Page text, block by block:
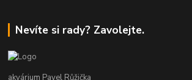
Nevíte si rady? Zavolejte.
akvárium Pavel Růžička